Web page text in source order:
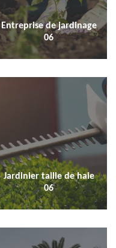
Entreprise de jardinage
06
Jardinier taille de haie
06